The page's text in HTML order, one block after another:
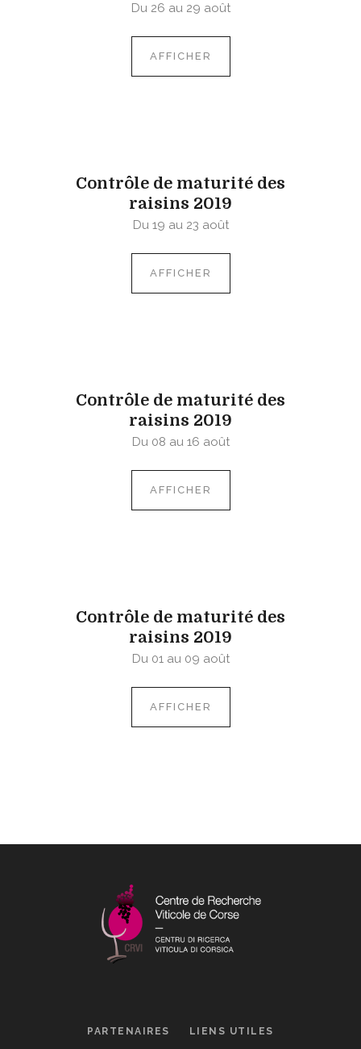
Du 26 au 29 août
AFFICHER
Contrôle de maturité des
raisins 2019
Du 19 au 23 août
AFFICHER
Contrôle de maturité des
raisins 2019
Du 08 au 16 août
AFFICHER
Contrôle de maturité des
raisins 2019
Du 01 au 09 août
AFFICHER
PARTENAIRES LIENS UTILES